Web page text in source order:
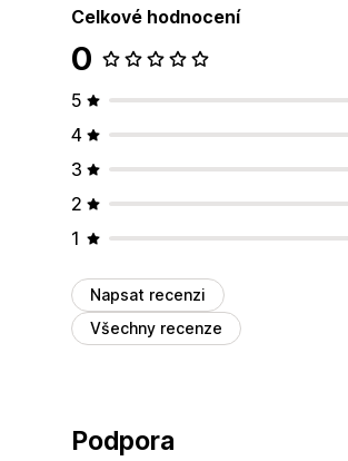
Celkové hodnocení
0
5
4
3
2
1
Napsat recenzi
Všechny recenze
Podpora